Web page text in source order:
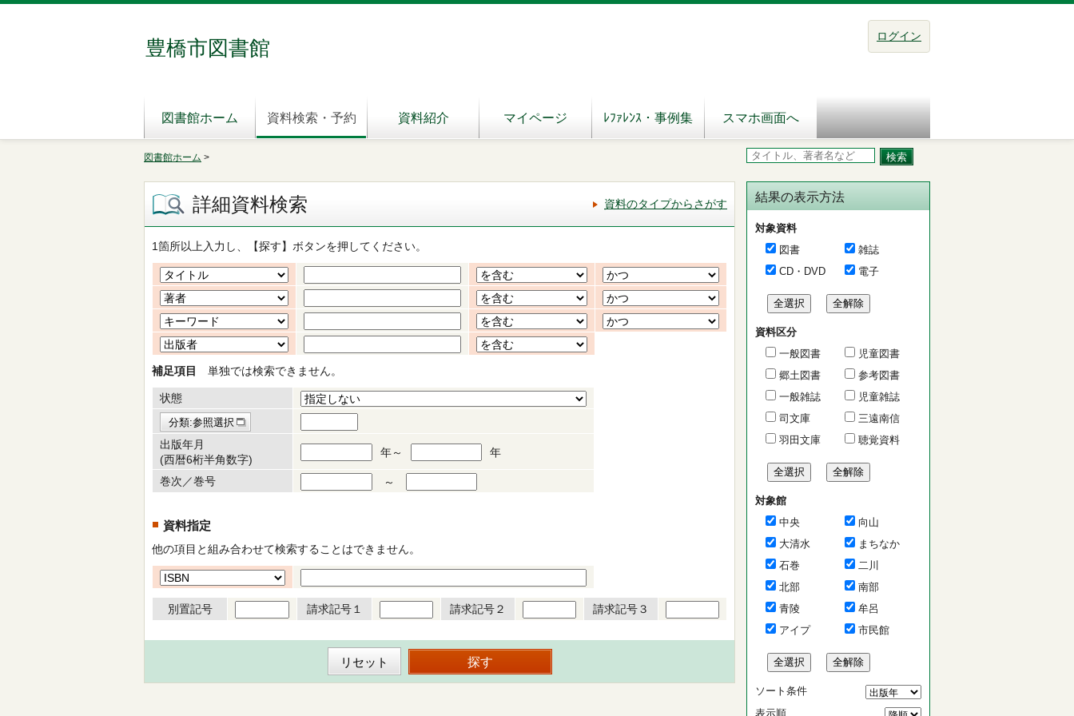
豊橋市図書館
図書館ホーム 資料検索・予約 資料紹介 マイページ ﾚﾌｧﾚﾝｽ・事例集 スマホ画面へ
ログイン
図書館ホーム >
詳細資料検索 資料のタイプからさがす
1箇所以上入力し、【探す】ボタンを押してください。
補足項目 単独では検索できません。
状態
分類:参照選択
出版年月
(西暦6桁半角数字)
年～ 年
巻次／巻号 ～
資料指定
他の項目と組み合わせて検索することはできません。
別置記号 請求記号１ 請求記号２ 請求記号３
結果の表示方法
対象資料
図書
雑誌
CD・DVD
電子
資料区分
一般図書
児童図書
郷土図書
参考図書
一般雑誌
児童雑誌
司文庫
三遠南信
羽田文庫
聴覚資料
対象館
中央
向山
大清水
まちなか
石巻
二川
北部
南部
青陵
牟呂
アイプ
市民館
ソート条件
表示順